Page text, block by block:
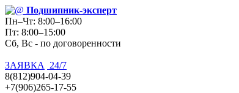
Подшипник-эксперт
Пн–Чт: 8:00–16:00
Пт: 8:00–15:00
Сб, Вс - по договоренности
ЗАЯВКА
24/7
8(812)904-04-39
+7(906)265-17-55